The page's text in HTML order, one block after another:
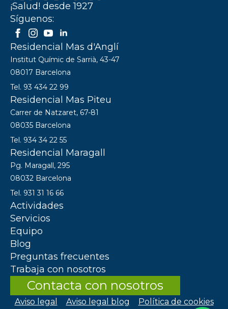
¡Salud! desde 1927
Síguenos:
Residencial Mas d'Anglí
Institut Químic de Sarrià, 43-47
08017 Barcelona
Tel. 93 434 22 99
Residencial Mas Piteu
Carrer de Natzaret, 67-81
08035 Barcelona
Tel. 934 34 22 55
Residencial Maragall
Pg. Maragall, 295
08032 Barcelona
Tel. 931 31 16 66
Actividades
Servicios
Equipo
Blog
Preguntas frecuentes
Trabaja con nosotros
Contacta con nosotros
Aviso legal Aviso legal blog Política de cookies